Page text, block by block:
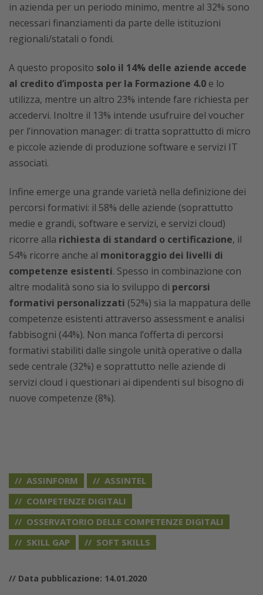
in azienda per un periodo minimo, mentre al 32% sono
necessari finanziamenti da parte delle istituzioni
regionali/statali o fondi.
A questo proposito solo il 14% delle aziende accede
al credito d’imposta per la Formazione 4.0 e lo
utilizza, mentre un altro 23% intende fare richiesta per
accedervi. Inoltre il 13% intende usufruire del voucher
per l’innovation manager: di tratta soprattutto di micro
e piccole aziende di produzione software e servizi IT
associati.
Infine emerge una grande varietà nella definizione dei
percorsi formativi: il 58% delle aziende (soprattutto
medie e grandi, software e servizi, e servizi cloud)
ricorre alla richiesta di standard o certificazione, il
54% ricorre anche al monitoraggio dei livelli di
competenze esistenti. Spesso in combinazione con
altre modalità sono sia lo sviluppo di percorsi
formativi personalizzati (52%) sia la mappatura delle
competenze esistenti attraverso assessment e analisi
fabbisogni (44%). Non manca l’offerta di percorsi
formativi stabiliti dalle singole unità operative o dalla
sede centrale (32%) e soprattutto nelle aziende di
servizi cloud i questionari ai dipendenti sul bisogno di
nuove competenze (8%).
ASSINFORM
ASSINTEL
COMPETENZE DIGITALI
OSSERVATORIO DELLE COMPETENZE DIGITALI
SKILL GAP
SOFT SKILLS
// Data pubblicazione: 14.01.2020